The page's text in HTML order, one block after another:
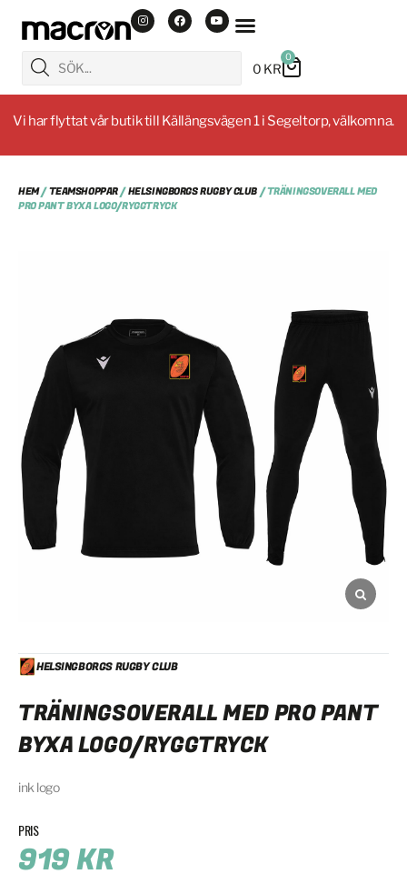
0 KR
0
Vi har flyttat vår butik till Källängsvägen 1 i Segeltorp, välkomna.
HEM/TEAMSHOPPAR/HELSINGBORGS RUGBY CLUB/ TRÄNINGSOVERALL MED
PRO PANT BYXA LOGO/RYGGTRYCK
HELSINGBORGS RUGBY CLUB
TRÄNINGSOVERALL MED PRO PANT
BYXA LOGO/RYGGTRYCK
ink logo
919KR